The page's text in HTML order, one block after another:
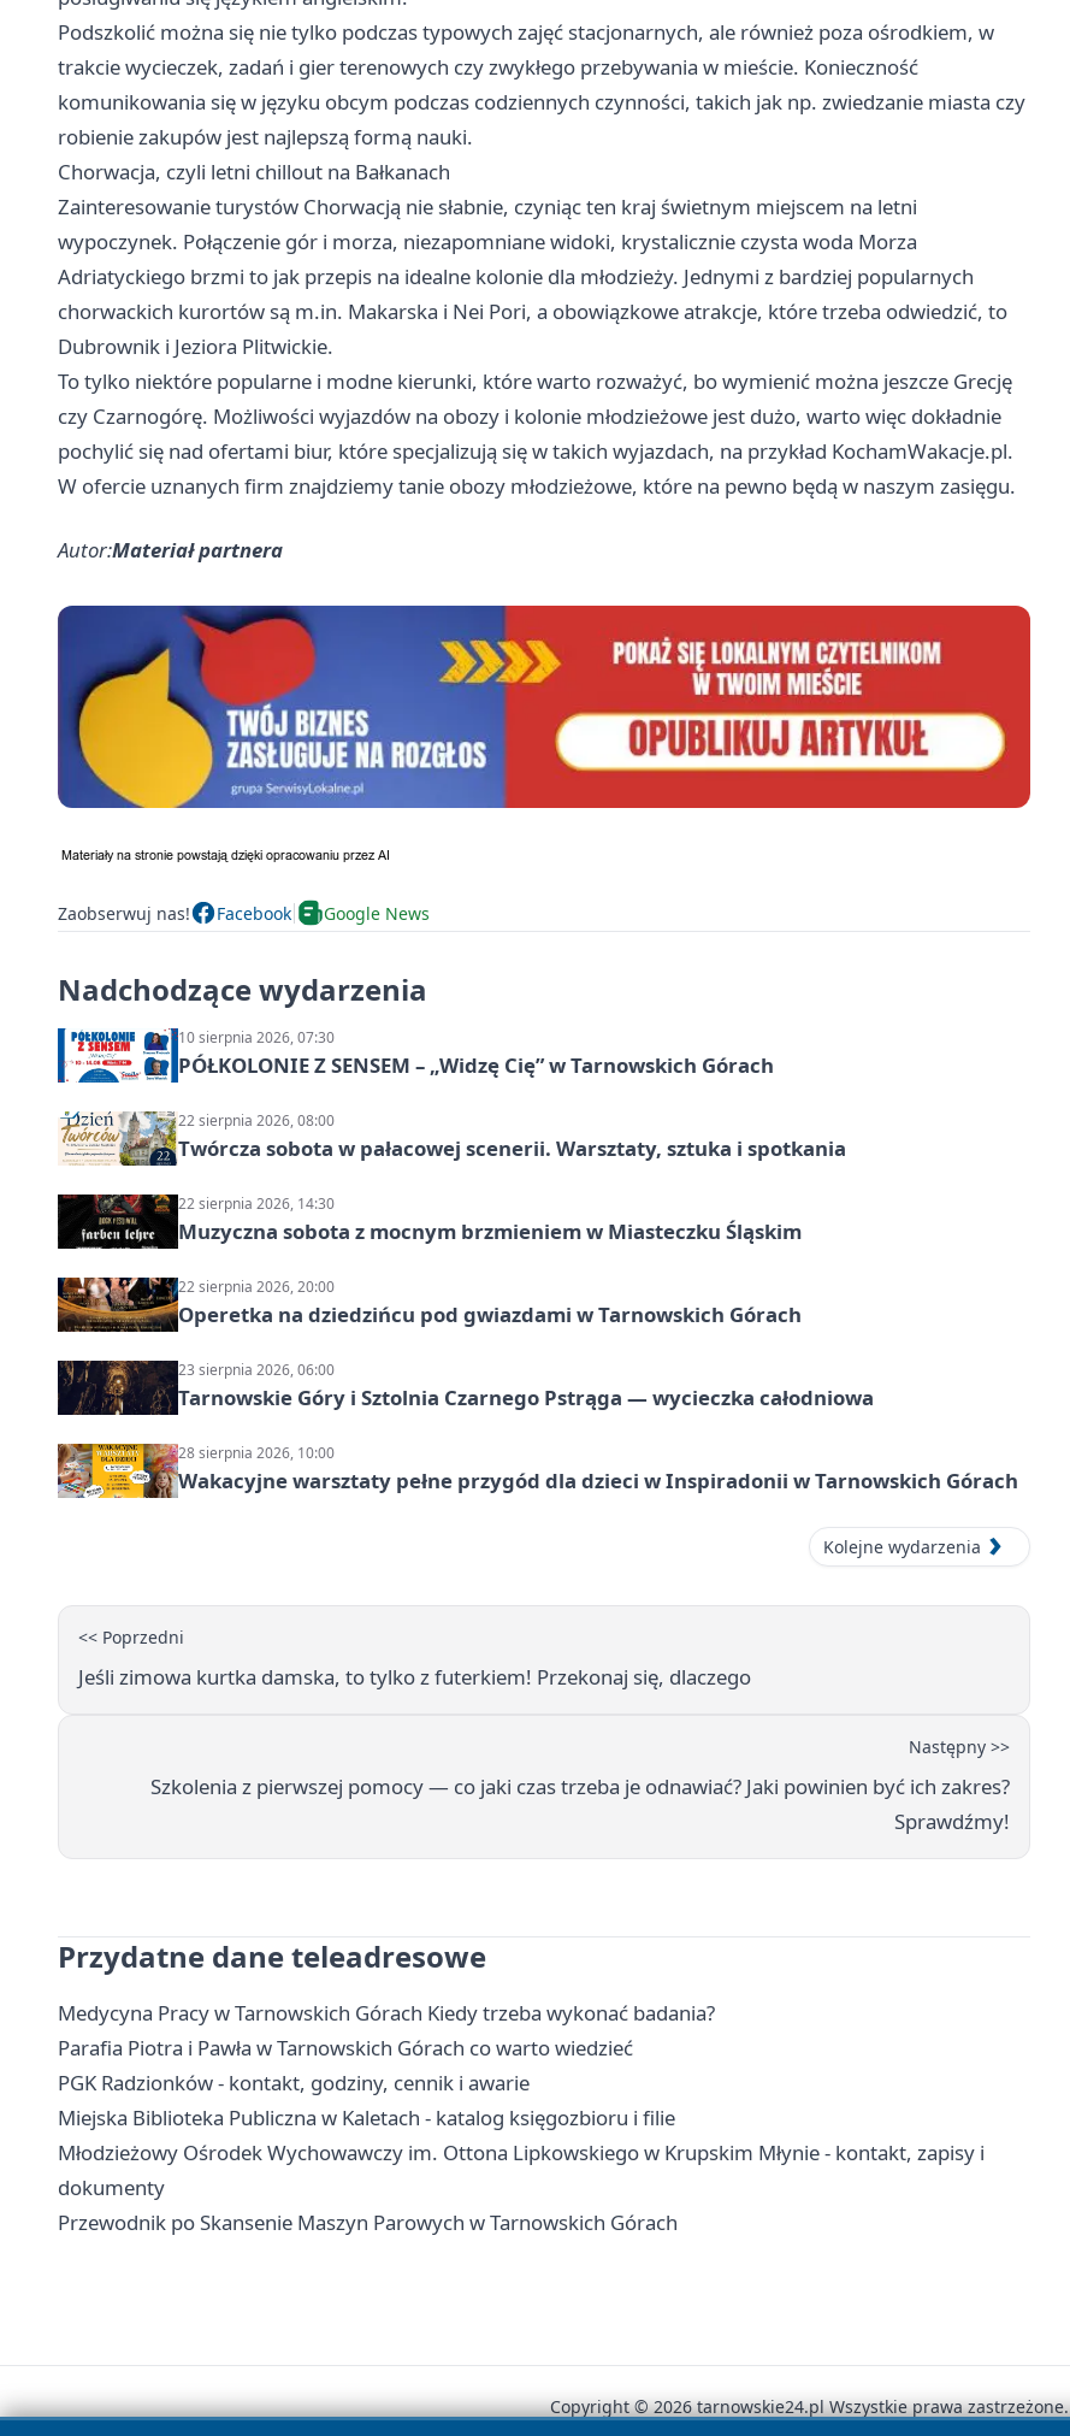
Podszkolić można się nie tylko podczas typowych zajęć stacjonarnych, ale również poza ośrodkiem, w
trakcie wycieczek, zadań i gier terenowych czy zwykłego przebywania w mieście. Konieczność
komunikowania się w języku obcym podczas codziennych czynności, takich jak np. zwiedzanie miasta czy
robienie zakupów jest najlepszą formą nauki.
Chorwacja, czyli letni chillout na Bałkanach
Zainteresowanie turystów Chorwacją nie słabnie, czyniąc ten kraj świetnym miejscem na letni
wypoczynek. Połączenie gór i morza, niezapomniane widoki, krystalicznie czysta woda Morza
Adriatyckiego brzmi to jak przepis na idealne kolonie dla młodzieży. Jednymi z bardziej popularnych
chorwackich kurortów są m.in. Makarska i Nei Pori, a obowiązkowe atrakcje, które trzeba odwiedzić, to
Dubrownik i Jeziora Plitwickie.
To tylko niektóre popularne i modne kierunki, które warto rozważyć, bo wymienić można jeszcze Grecję
czy Czarnogórę. Możliwości wyjazdów na obozy i kolonie młodzieżowe jest dużo, warto więc dokładnie
pochylić się nad ofertami biur, które specjalizują się w takich wyjazdach, na przykład KochamWakacje.pl.
W ofercie uznanych firm znajdziemy tanie obozy młodzieżowe, które na pewno będą w naszym zasięgu.
Autor:Materiał partnera
Zaobserwuj nas! Facebook Google News
Nadchodzące wydarzenia
10 sierpnia 2026, 07:30
PÓŁKOLONIE Z SENSEM – „Widzę Cię” w Tarnowskich Górach
22 sierpnia 2026, 08:00
Twórcza sobota w pałacowej scenerii. Warsztaty, sztuka i spotkania
22 sierpnia 2026, 14:30
Muzyczna sobota z mocnym brzmieniem w Miasteczku Śląskim
22 sierpnia 2026, 20:00
Operetka na dziedzińcu pod gwiazdami w Tarnowskich Górach
23 sierpnia 2026, 06:00
Tarnowskie Góry i Sztolnia Czarnego Pstrąga — wycieczka całodniowa
28 sierpnia 2026, 10:00
Wakacyjne warsztaty pełne przygód dla dzieci w Inspiradonii w Tarnowskich Górach
Kolejne wydarzenia
<< Poprzedni
Jeśli zimowa kurtka damska, to tylko z futerkiem! Przekonaj się, dlaczego
Następny >>
Szkolenia z pierwszej pomocy — co jaki czas trzeba je odnawiać? Jaki powinien być ich zakres?
Sprawdźmy!
Przydatne dane teleadresowe
Medycyna Pracy w Tarnowskich Górach Kiedy trzeba wykonać badania?
Parafia Piotra i Pawła w Tarnowskich Górach co warto wiedzieć
PGK Radzionków - kontakt, godziny, cennik i awarie
Miejska Biblioteka Publiczna w Kaletach - katalog księgozbioru i filie
Młodzieżowy Ośrodek Wychowawczy im. Ottona Lipkowskiego w Krupskim Młynie - kontakt, zapisy i
dokumenty
Przewodnik po Skansenie Maszyn Parowych w Tarnowskich Górach
Copyright © 2026 tarnowskie24.pl Wszystkie prawa zastrzeżone.